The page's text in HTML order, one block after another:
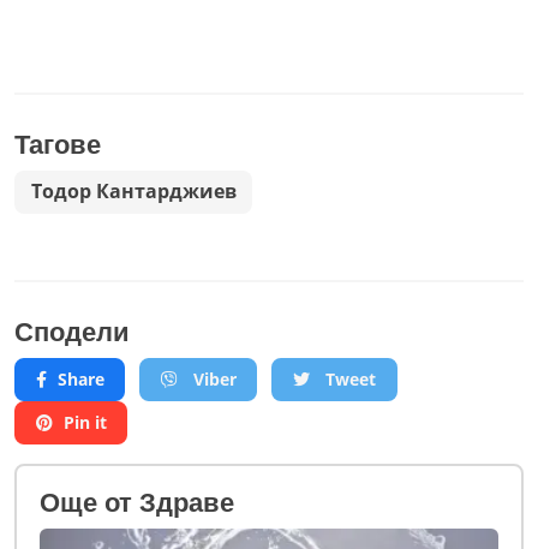
Тагове
Тодор Кантарджиев
Сподели
Share Viber
Tweet
Pin it
Oще от Здраве